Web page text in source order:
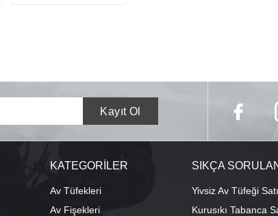
KATEGORİLER
Av Tüfekleri
Av Fişekleri
SIKÇA
Yivsiz Av Tüfeği
Kurusıkı Tabanca